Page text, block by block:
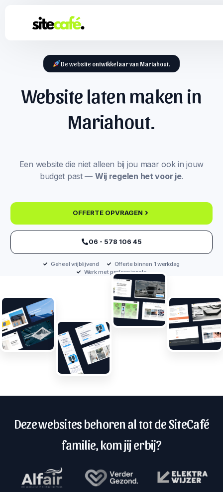
De website ontwikkelaar van Mariahout.
Website laten maken in
Mariahout.
Een website die niet alleen bij jou maar ook in jouw
budget past — Wij regelen het voor je.
OFFERTE OPVRAGEN
‪06 - 578 106 45‬
Geheel vrijblijvend
Offerte binnen 1 werkdag
Werk met professionals
Deze websites behoren al tot de SiteCafé
familie, kom jij erbij?